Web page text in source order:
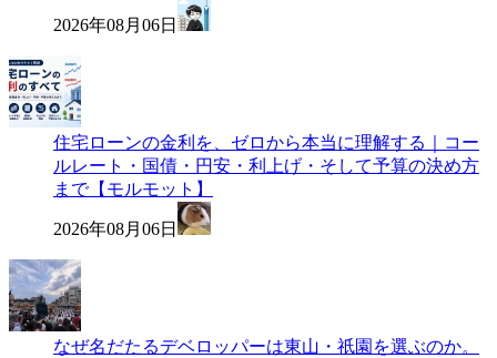
2026年08月06日
住宅ローンの金利を、ゼロから本当に理解する｜コー
ルレート・国債・円安・利上げ・そして予算の決め方
まで【モルモット】
2026年08月06日
なぜ名だたるデベロッパーは東山・祇園を選ぶのか。